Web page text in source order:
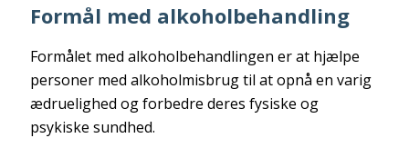
Formål med alkoholbehandling
Formålet med alkoholbehandlingen er at hjælpe
personer med alkoholmisbrug til at opnå en varig
ædruelighed og forbedre deres fysiske og
psykiske sundhed.